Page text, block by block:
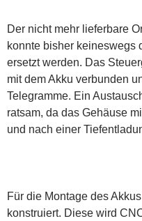
Der nicht mehr lieferbare
konnte bisher keineswegs
ersetzt werden. Das
mit dem Akku verbunden
Telegramme. Ein
ratsam, da das Gehäuse
und nach einer
Für die Montage des
konstruiert. Diese wird